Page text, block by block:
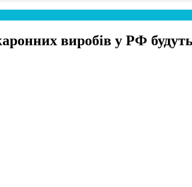
виробів у РФ будуть